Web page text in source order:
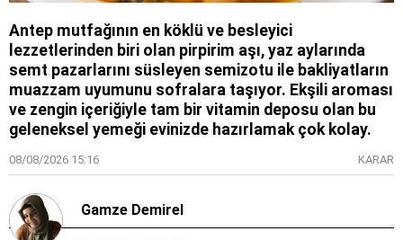
Antep mutfağının en köklü ve besleyici
lezzetlerinden biri olan pirpirim aşı, yaz aylarında
semt pazarlarını süsleyen semizotu ile bakliyatların
muazzam uyumunu sofralara taşıyor. Ekşili aroması
ve zengin içeriğiyle tam bir vitamin deposu olan bu
geleneksel yemeği evinizde hazırlamak çok kolay.
08/08/2026 15:16 KARAR
Gamze Demirel